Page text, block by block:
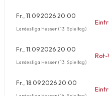
Fr., 11.09.2026 20:00
Landesliga Hessen (13. Spieltag)
Fr., 11.09.2026 20:00
Landesliga Hessen (13. Spieltag)
Rot-
Fr., 18.09.2026 20:00